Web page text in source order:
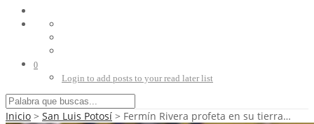
0
Login to add posts to your read later list
Inicio > San Luis Potosí > Fermín Rivera profeta en su tierra…